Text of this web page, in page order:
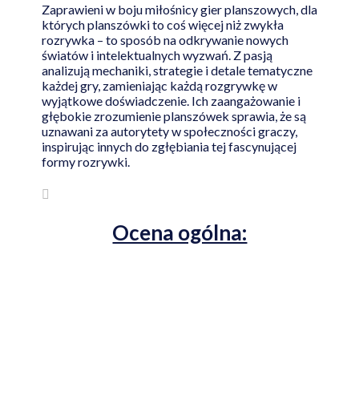
Zaprawieni w boju miłośnicy gier planszowych, dla
których planszówki to coś więcej niż zwykła
rozrywka – to sposób na odkrywanie nowych
światów i intelektualnych wyzwań. Z pasją
analizują mechaniki, strategie i detale tematyczne
każdej gry, zamieniając każdą rozgrywkę w
wyjątkowe doświadczenie. Ich zaangażowanie i
głębokie zrozumienie planszówek sprawia, że są
uznawani za autorytety w społeczności graczy,
inspirując innych do zgłębiania tej fascynującej
formy rozrywki.
Ocena ogólna: